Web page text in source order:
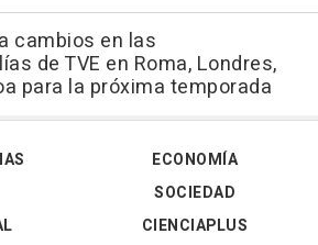
cambios en las
de TVE en Roma, Londres,
para la próxima temporada
ECONOMÍA
SOCIEDAD
CIENCIAPLUS